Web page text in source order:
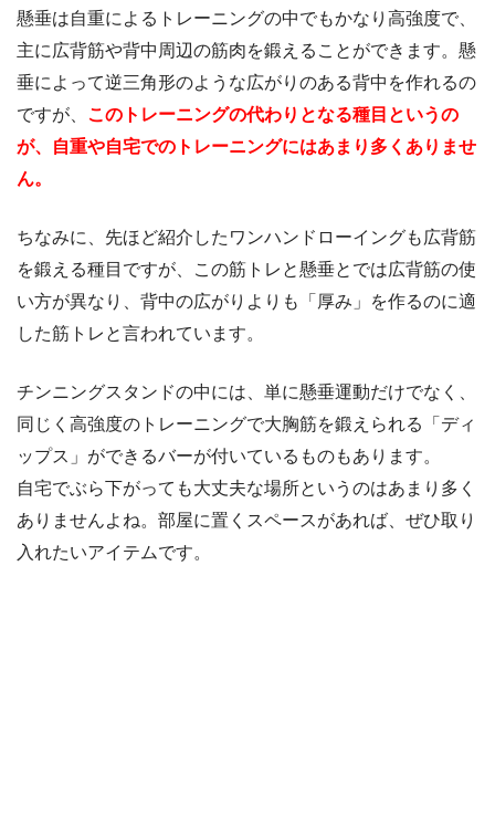
懸垂は自重によるトレーニングの中でもかなり高強度で、
主に広背筋や背中周辺の筋肉を鍛えることができます。懸
垂によって逆三角形のような広がりのある背中を作れるの
ですが、 このトレーニングの代わりとなる種目というの
が、自重や自宅でのトレーニングにはあまり多くありませ
ん。
ちなみに、先ほど紹介したワンハンドローイングも広背筋
を鍛える種目ですが、この筋トレと懸垂とでは広背筋の使
い方が異なり、背中の広がりよりも「厚み」を作るのに適
した筋トレと言われています。
チンニングスタンドの中には、単に懸垂運動だけでなく、
同じく高強度のトレーニングで大胸筋を鍛えられる「ディ
ップス」ができるバーが付いているものもあります。
自宅でぶら下がっても大丈夫な場所というのはあまり多く
ありませんよね。部屋に置くスペースがあれば、ぜひ取り
入れたいアイテムです。